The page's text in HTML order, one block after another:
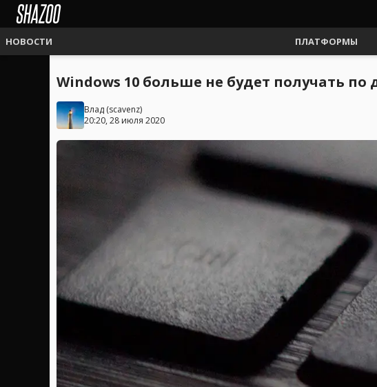
НОВОСТИ ПЛАТФОРМЫ
Windows 10 больше не будет получать
Влад (scavenz)
20:20, 28 июля 2020